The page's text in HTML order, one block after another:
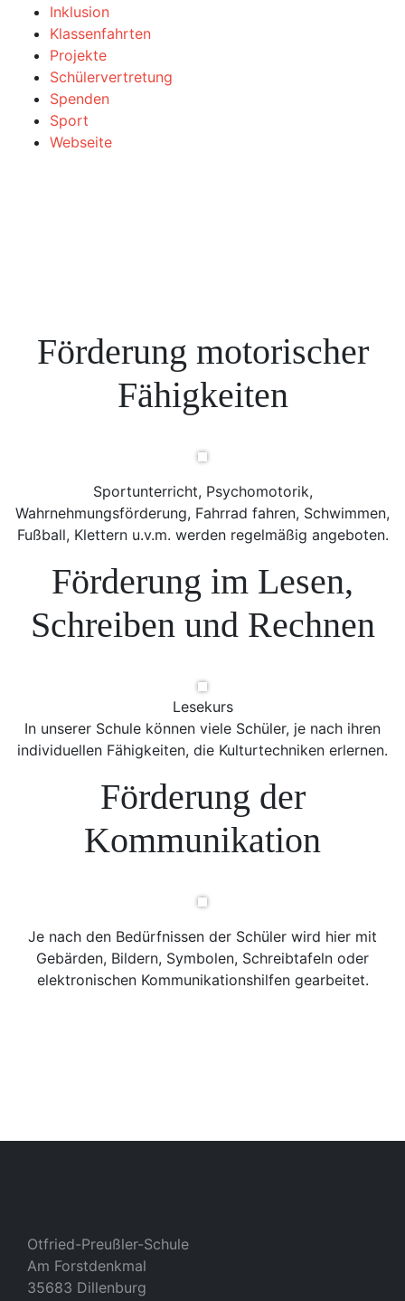
Inklusion
Klassenfahrten
Projekte
Schülervertretung
Spenden
Sport
Webseite
Förderung motorischer
Fähigkeiten
Sportunterricht, Psychomotorik,
Wahrnehmungsförderung, Fahrrad fahren, Schwimmen,
Fußball, Klettern u.v.m. werden regelmäßig angeboten.
Förderung im Lesen,
Schreiben und Rechnen
Lesekurs
In unserer Schule können viele Schüler, je nach ihren
individuellen Fähigkeiten, die Kulturtechniken erlernen.
Förderung der
Kommunikation
Je nach den Bedürfnissen der Schüler wird hier mit
Gebärden, Bildern, Symbolen, Schreibtafeln oder
elektronischen Kommunikationshilfen gearbeitet.
Otfried-Preußler-Schule
Am Forstdenkmal
35683 Dillenburg